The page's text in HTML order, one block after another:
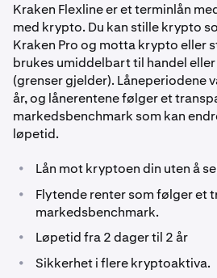
Kraken Flexline er et terminlån
med krypto. Du kan stille krypto
Kraken Pro og motta krypto eller
brukes umiddelbart til handel
(grenser gjelder). Låneperiodene
år, og lånerentene følger et
markedsbenchmark som kan
løpetid.
• Lån mot kryptoen din uten å
•
Flytende renter som følger et
markedsbenchmark.
• Løpetid fra 2 dager til 2 år
• Sikkerhet i flere kryptoaktiva.